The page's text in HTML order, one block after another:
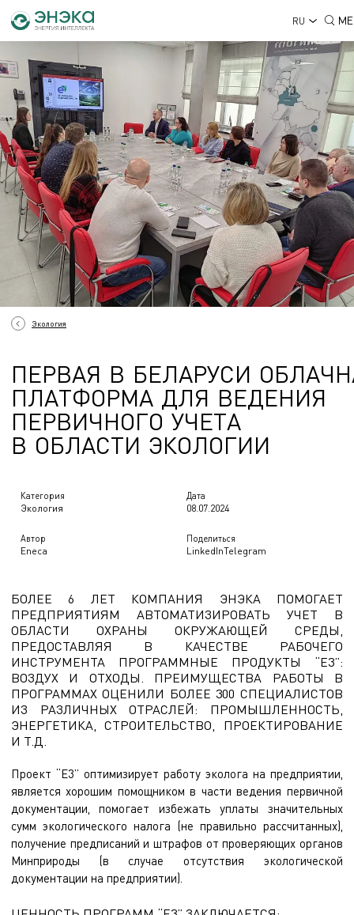
RU
Экология
ПЕРВАЯ В БЕЛАРУСИ
ПЕРВАЯ В БЕЛАРУСИ ОБЛАЧН
ПЛАТФОРМА ДЛЯ ВЕДЕНИЯ
ПЕРВИЧНОГО УЧЕТА
В ОБЛАСТИ ЭКОЛОГИИ
Категория
Экология
Дата
08.07.2024
Автор
Eneca
Поделиться
LinkedInTelegram
БОЛЕЕ 6 ЛЕТ КОМПАНИЯ ЭНЭКА ПОМОГАЕТ
ПРЕДПРИЯТИЯМ АВТОМАТИЗИРОВАТЬ УЧЕТ В
ОБЛАСТИ ОХРАНЫ ОКРУЖАЮЩЕЙ СРЕДЫ,
ПРЕДОСТАВЛЯЯ В КАЧЕСТВЕ РАБОЧЕГО
ИНСТРУМЕНТА ПРОГРАММНЫЕ ПРОДУКТЫ “Е3”:
ВОЗДУХ И ОТХОДЫ. ПРЕИМУЩЕСТВА РАБОТЫ В
ПРОГРАММАХ ОЦЕНИЛИ БОЛЕЕ 300 СПЕЦИАЛИСТОВ
ИЗ РАЗЛИЧНЫХ ОТРАСЛЕЙ: ПРОМЫШЛЕННОСТЬ,
ЭНЕРГЕТИКА, СТРОИТЕЛЬСТВО, ПРОЕКТИРОВАНИЕ
И Т.Д.
Проект “Е3” оптимизирует работу эколога на предприятии,
является хорошим помощником в части ведения первичной
документации, помогает избежать уплаты значительных
сумм экологического налога (не правильно рассчитанных),
получение предписаний и штрафов от проверяющих органов
Минприроды (в случае отсутствия экологической
документации на предприятии).